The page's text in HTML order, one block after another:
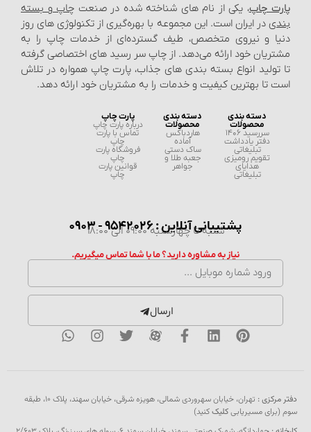
پارت چاپ، یکی از نام‌ های شناخته شده در صنعت چاپ و بسته‌
بندی در ایران است. این مجموعه با بهره‌گیری از تکنولوژی‌ های روز
دنیا و نیروی متخصص، طیف گسترده‌ای از خدمات چاپ را به
مشتریان خود ارائه می‌دهد. از چاپ سر رسید های اختصاصی گرفته
تا تولید انواع بسته‌ بندی‌ های جذاب، پارت چاپ همواره در تلاش
است تا بهترین کیفیت و خدمات را به مشتریان خود ارائه دهد.
دسته بندی
محصولات
سررسید 1406
دفتر یادداشت
تبلیغاتی
تقویم رومیزی
هدایای
تبلیغاتی
دسته بندی
محصولات
هاردباکس
آماده
ساک دستی
جعبه طلا و
جواهر
پارت چاپ
درباره پارت چاپ
تماس با پارت
چاپ
فروشگاه پارت
چاپ
قوانین پارت
چاپ
پشتیبانی آنلاین : 9542026 - 0903
شنبه تا چهارشنبه 09:00 الی 18:00
نیاز به مشاوره دارید؟ ما با شما تماس میگیریم.
ارسال
دفتر مرکزی :
تهران، خیابان سهروردی شمالی، هویزه شرقی، خیابان سهند، پلاک ۱۰، طبقه
سوم (برای مسیریابیکلیککنید)